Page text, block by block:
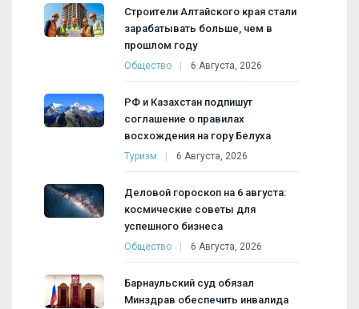
Строители Алтайского края стали
зарабатывать больше, чем в
прошлом году
Общество 6 Августа, 2026
РФ и Казахстан подпишут
соглашение о правилах
восхождения на гору Белуха
Туризм 6 Августа, 2026
Деловой гороскоп на 6 августа:
космические советы для
успешного бизнеса
Общество 6 Августа, 2026
Барнаульский суд обязал
Минздрав обеспечить инвалида